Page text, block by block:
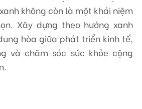
không còn là một khái niệm
Xây dựng theo hướng xanh
hòa giữa phát triển kinh tế,
và chăm sóc sức khỏe cộng